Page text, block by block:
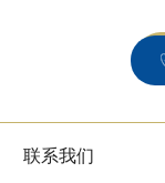
联系我们